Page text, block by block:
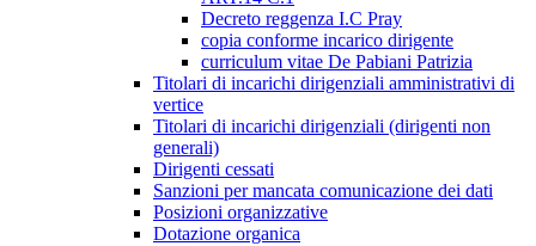
Decreto reggenza I.C Pray
copia conforme incarico dirigente
curriculum vitae De Pabiani Patrizia
Titolari di incarichi dirigenziali amministrativi di
vertice
Titolari di incarichi dirigenziali (dirigenti non
generali)
Dirigenti cessati
Sanzioni per mancata comunicazione dei dati
Posizioni organizzative
Dotazione organica